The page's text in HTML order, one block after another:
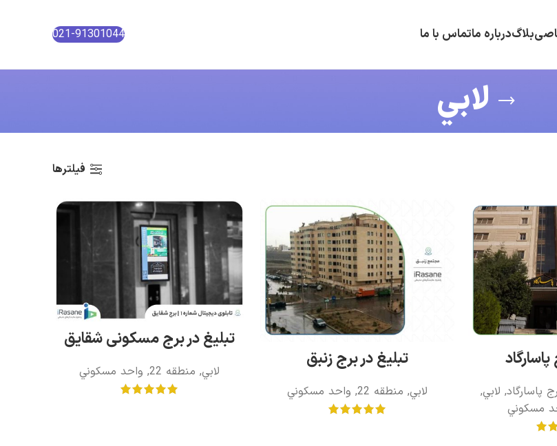
بلاگدرباره ماتماس با ما 021-91301044
لابي
فیلترها
پاسارگاد, لابي,
مسکوني
تبلیغ در برج زنبق
لابي, منطقه 22 , واحد مسکوني
تبلیغ در برج مسکونی شقایق
لابي, منطقه 22 , واحد مسکوني